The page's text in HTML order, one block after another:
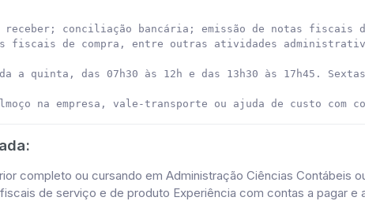
receber; conciliação bancária; emissão de notas fiscais
fiscais de compra, entre outras atividades
a quinta, das 07h30 às 12h e das 13h30 às 17h45.
Almoço na empresa, vale-transporte ou ajuda de custo
completo ou cursando em Administração Ciências Contábeis
de serviço e de produto Experiência com contas a pagar e